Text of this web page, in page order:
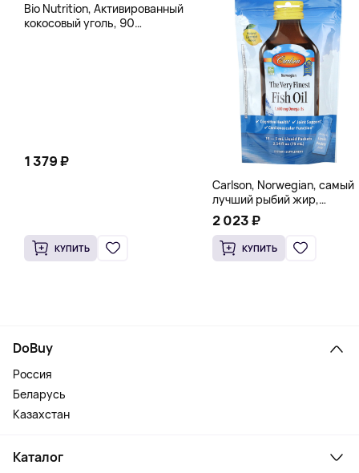
Bio Nutrition, Активированный
кокосовый уголь, 90
1 379 ₽
КУПИТЬ
Carlson, Norwegian, самый
лучший рыбий жир,
натуральный лимон, 15
пакетиков (5 мл) каждый
2 023 ₽
КУПИТЬ
DoBuy
Россия
Беларусь
Казахстан
Каталог